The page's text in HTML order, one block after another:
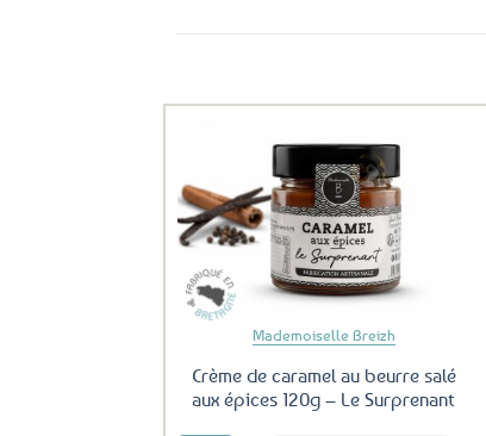
Mademoiselle Breizh
Crème de caramel au beurre salé
aux épices 120g – Le Surprenant